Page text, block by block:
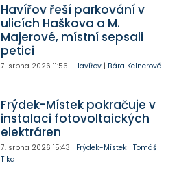
Havířov řeší parkování v
ulicích Haškova a M.
Majerové, místní sepsali
petici
7. srpna 2026 11:56 | Havířov| Bára Kelnerová
Frýdek-Místek pokračuje v
instalaci fotovoltaických
elektráren
7. srpna 2026 15:43 | Frýdek-Místek| Tomáš
Tikal